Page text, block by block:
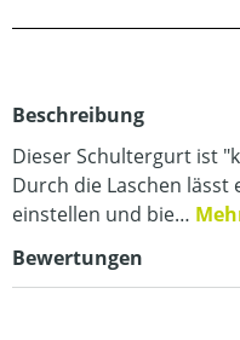
Beschreibung
Dieser Schultergurt ist
Durch die Laschen
einstellen und bie…
Bewertungen